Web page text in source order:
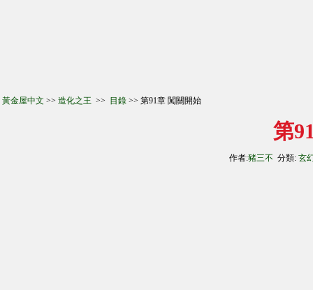
黃金屋中文 >> 造化之王 >> 目錄 >> 第91章 闖關開始
第
作者:豬三不 分類: 玄